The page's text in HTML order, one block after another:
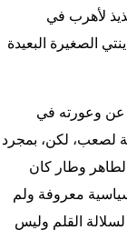
لأهرب في
الصغيرة البعيدة
عن وعورته في
لصعب، لكن، بمجرد
وطار كان
سياسية معروفة ولم
القلم وليس